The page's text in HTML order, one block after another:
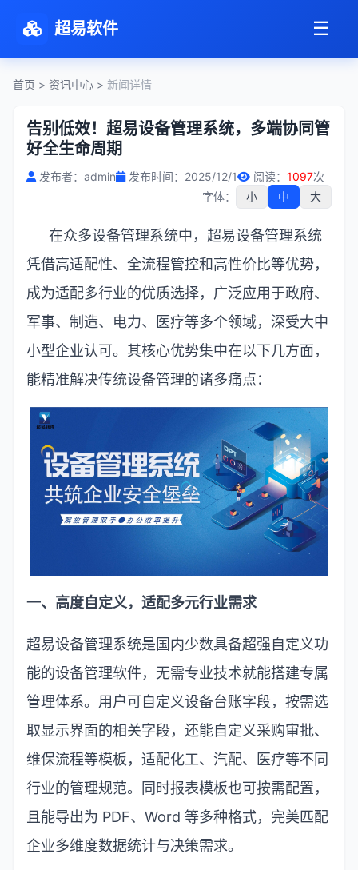
超易软件 ☰
首页 > 资讯中心 > 新闻详情
告别低效！超易设备管理系统，多端协同管
好全生命周期
发布者：admin 发布时间：2025/12/1 阅读： 1097次
字体：
小 中 大
在众多设备管理系统中，超易设备管理系统
凭借高适配性、全流程管控和高性价比等优势，
成为适配多行业的优质选择，广泛应用于政府、
军事、制造、电力、医疗等多个领域，深受大中
小型企业认可。其核心优势集中在以下几方面，
能精准解决传统设备管理的诸多痛点：
一、高度自定义，适配多元行业需求
超易设备管理系统是国内少数具备超强自定义功
能的设备管理软件，无需专业技术就能搭建专属
管理体系。用户可自定义设备台账字段，按需选
取显示界面的相关字段，还能自定义采购审批、
维保流程等模板，适配化工、汽配、医疗等不同
行业的管理规范。同时报表模板也可按需配置，
且能导出为 PDF、 Word 等多种格式，完美匹配
企业多维度数据统计与决策需求。